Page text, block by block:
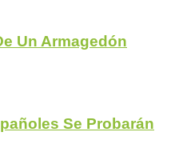
Un Armagedón
Se Probarán